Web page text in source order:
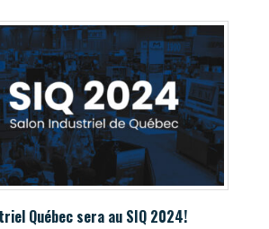
Québec sera au SIQ 2024!